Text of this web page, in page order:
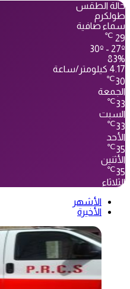
حالة الطقس
طولكرم
سماء صافية
29
℃
30º - 27º
83%
4.17 كيلومتر/ساعة
30
℃
الجمعة
33
℃
السبت
33
℃
الأحد
35
℃
الأثنين
35
℃
الثلاثاء
الأشهر
الأخيرة